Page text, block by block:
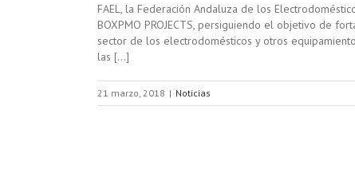
FAEL, la Federación Andaluza de los
BOXPMO PROJECTS, persiguiendo el objetivo de
sector de los electrodomésticos y otros
las […]
21 marzo, 2018 | Noticias